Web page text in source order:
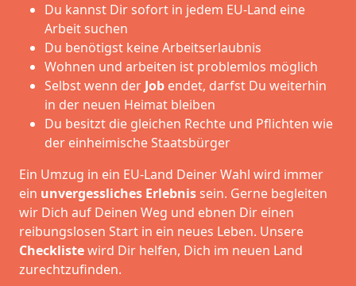
Du kannst Dir sofort in jedem EU-Land eine
Arbeit suchen
Du benötigst keine Arbeitserlaubnis
Wohnen und arbeiten ist problemlos möglich
Selbst wenn der Job endet, darfst Du weiterhin
in der neuen Heimat bleiben
Du besitzt die gleichen Rechte und Pflichten wie
der einheimische Staatsbürger
Ein Umzug in ein EU-Land Deiner Wahl wird immer
ein unvergessliches Erlebnissein. Gerne begleiten
wir Dich auf Deinen Weg und ebnen Dir einen
reibungslosen Start in ein neues Leben. Unsere
Checklistewird Dir helfen, Dich im neuen Land
zurechtzufinden.